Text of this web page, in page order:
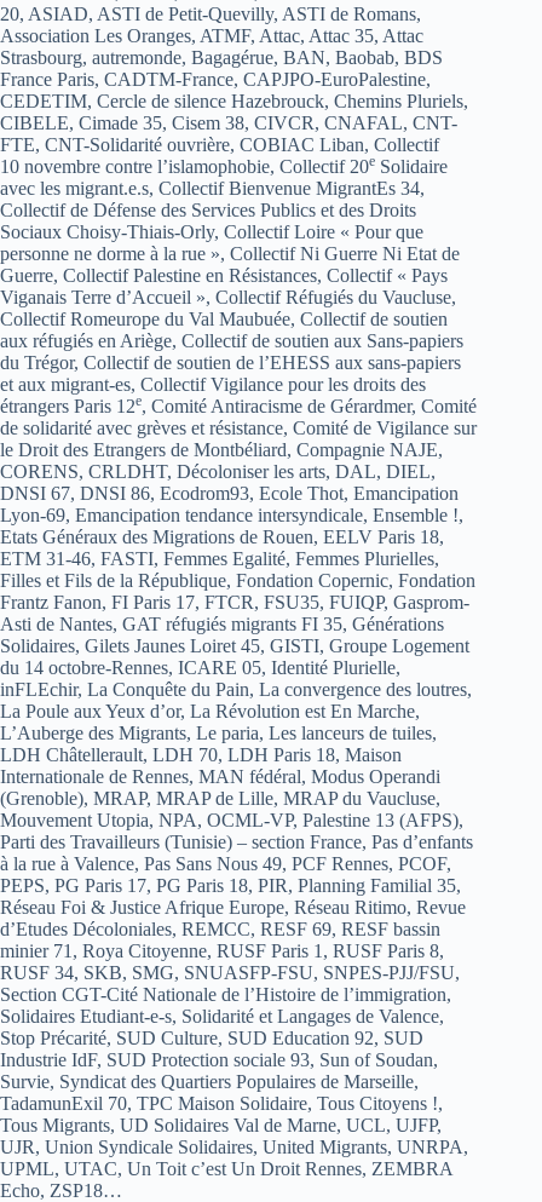
20, ASIAD, ASTI de Petit-Quevilly, ASTI de Romans,
Association Les Oranges, ATMF, Attac, Attac 35, Attac
Strasbourg, autremonde, Bagagérue, BAN, Baobab, BDS
France Paris, CADTM-France, CAPJPO-EuroPalestine,
CEDETIM, Cercle de silence Hazebrouck, Chemins Pluriels,
CIBELE, Cimade 35, Cisem 38, CIVCR, CNAFAL, CNT-
FTE, CNT-Solidarité ouvrière, COBIAC Liban, Collectif
10 novembre contre l’islamophobie, Collectif 20e Solidaire
avec les migrant.e.s, Collectif Bienvenue MigrantEs 34,
Collectif de Défense des Services Publics et des Droits
Sociaux Choisy-Thiais-Orly, Collectif Loire « Pour que
personne ne dorme à la rue », Collectif Ni Guerre Ni Etat de
Guerre, Collectif Palestine en Résistances, Collectif « Pays
Viganais Terre d’Accueil », Collectif Réfugiés du Vaucluse,
Collectif Romeurope du Val Maubuée, Collectif de soutien
aux réfugiés en Ariège, Collectif de soutien aux Sans-papiers
du Trégor, Collectif de soutien de l’EHESS aux sans-papiers
et aux migrant-es, Collectif Vigilance pour les droits des
étrangers Paris 12e, Comité Antiracisme de Gérardmer, Comité
de solidarité avec grèves et résistance, Comité de Vigilance sur
le Droit des Etrangers de Montbéliard, Compagnie NAJE,
CORENS, CRLDHT, Décoloniser les arts, DAL, DIEL,
DNSI 67, DNSI 86, Ecodrom93, Ecole Thot, Emancipation
Lyon-69, Emancipation tendance intersyndicale, Ensemble !,
Etats Généraux des Migrations de Rouen, EELV Paris 18,
ETM 31-46, FASTI, Femmes Egalité, Femmes Plurielles,
Filles et Fils de la République, Fondation Copernic, Fondation
Frantz Fanon, FI Paris 17, FTCR, FSU35, FUIQP, Gasprom-
Asti de Nantes, GAT réfugiés migrants FI 35, Générations
Solidaires, Gilets Jaunes Loiret 45, GISTI, Groupe Logement
du 14 octobre-Rennes, ICARE 05, Identité Plurielle,
inFLEchir, La Conquête du Pain, La convergence des loutres,
La Poule aux Yeux d’or, La Révolution est En Marche,
L’Auberge des Migrants, Le paria, Les lanceurs de tuiles,
LDH Châtellerault, LDH 70, LDH Paris 18, Maison
Internationale de Rennes, MAN fédéral, Modus Operandi
(Grenoble), MRAP, MRAP de Lille, MRAP du Vaucluse,
Mouvement Utopia, NPA, OCML-VP, Palestine 13 (AFPS),
Parti des Travailleurs (Tunisie) – section France, Pas d’enfants
à la rue à Valence, Pas Sans Nous 49, PCF Rennes, PCOF,
PEPS, PG Paris 17, PG Paris 18, PIR, Planning Familial 35,
Réseau Foi & Justice Afrique Europe, Réseau Ritimo, Revue
d’Etudes Décoloniales, REMCC, RESF 69, RESF bassin
minier 71, Roya Citoyenne, RUSF Paris 1, RUSF Paris 8,
RUSF 34, SKB, SMG, SNUASFP-FSU, SNPES-PJJ/FSU,
Section CGT-Cité Nationale de l’Histoire de l’immigration,
Solidaires Etudiant-e-s, Solidarité et Langages de Valence,
Stop Précarité, SUD Culture, SUD Education 92, SUD
Industrie IdF, SUD Protection sociale 93, Sun of Soudan,
Survie, Syndicat des Quartiers Populaires de Marseille,
TadamunExil 70, TPC Maison Solidaire, Tous Citoyens !,
Tous Migrants, UD Solidaires Val de Marne, UCL, UJFP,
UJR, Union Syndicale Solidaires, United Migrants, UNRPA,
UPML, UTAC, Un Toit c’est Un Droit Rennes, ZEMBRA
Echo, ZSP18…